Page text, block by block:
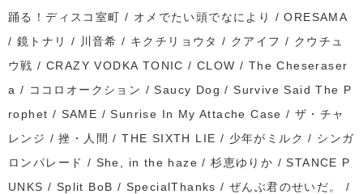
踊る！ディスコ室町 / オメでたい頭でなにより / ORESAMA
/ 鏡トナリ / 川音希 / キクチリョウタ / クアイフ / クウチュ
ウ戦 / CRAZY VODKA TONIC / CLOW / The Cheseraser
a / ココロオークション / Saucy Dog / Survive Said The P
rophet / SAME / Sunrise In My Attache Case / ザ・チャ
レンジ / 挫・人間 / THE SIXTH LIE / 少年がミルク / シンガ
ロンパレード / She, in the haze / 杉恵ゆりか / STANCE P
UNKS / Split BoB / SpecialThanks / ぜんぶ君のせいだ。 /